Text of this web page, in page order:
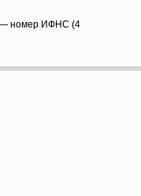
— номер ИФНС (4